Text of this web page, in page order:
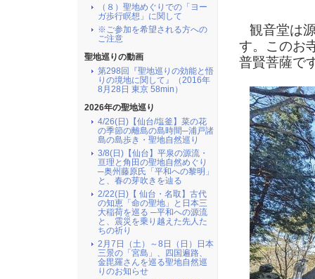
観音堂は
す。このお
普賢菩薩で
（８）聖地めぐりでの「ヨー
ガ歩行瞑想」に関して
※ご参加を希望される方への
ご注意
聖地巡りの動画
第298回『聖地巡りの効能と悟
りの境地に関して』（2016年
8月28日 東京 58min）
2026年の聖地巡り
4/26(日)【仙台/塩釜】菜の花
の季節の離島の島時間─浦戸諸
島の島歩き・聖地自然巡り
3/8(日)【仙台】平泉の源流・
亘理と角田の聖地自然めぐり
─奥州藤原氏「平和への黎明」
と、春の芽吹きを辿る
2/22(日)【 仙台・名取】古代
の知恵「命の聖地」と日本三
大稲荷を巡る ─平和への源流
と、震災を乗り越えた先人た
ちの祈り
2月7日（土）～8日（日）日本
三景の「宮島」、四国遍路、
金毘羅さんを巡る聖地自然巡
りのお知らせ